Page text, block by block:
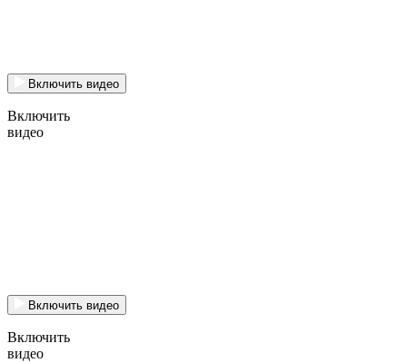
Включить видео
Включить
видео
Включить видео
Включить
видео